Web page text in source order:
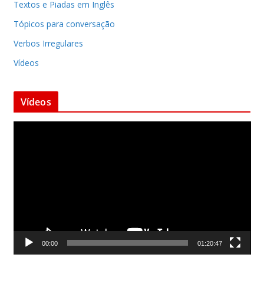
Textos e Piadas em Inglês
Tópicos para conversação
Verbos Irregulares
Vídeos
Vídeos
d
00:00 01:20:47